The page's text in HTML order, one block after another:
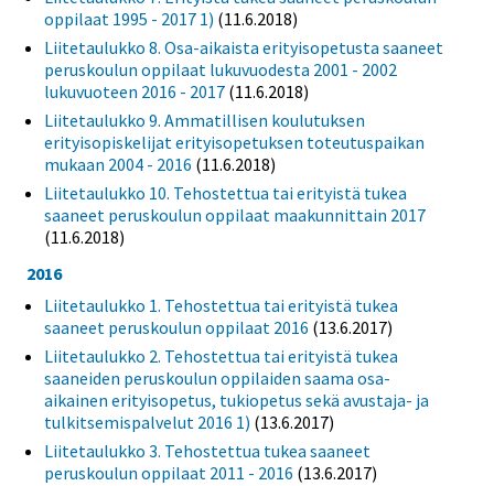
oppilaat 1995 - 2017 1) (11.6.2018)
Liitetaulukko 8. Osa-aikaista erityisopetusta saaneet
peruskoulun oppilaat lukuvuodesta 2001 - 2002
lukuvuoteen 2016 - 2017 (11.6.2018)
Liitetaulukko 9. Ammatillisen koulutuksen
erityisopiskelijat erityisopetuksen toteutuspaikan
mukaan 2004 - 2016 (11.6.2018)
Liitetaulukko 10. Tehostettua tai erityistä tukea
saaneet peruskoulun oppilaat maakunnittain 2017
(11.6.2018)
2016
Liitetaulukko 1. Tehostettua tai erityistä tukea
saaneet peruskoulun oppilaat 2016 (13.6.2017)
Liitetaulukko 2. Tehostettua tai erityistä tukea
saaneiden peruskoulun oppilaiden saama osa-
aikainen erityisopetus, tukiopetus sekä avustaja- ja
tulkitsemispalvelut 2016 1) (13.6.2017)
Liitetaulukko 3. Tehostettua tukea saaneet
peruskoulun oppilaat 2011 - 2016 (13.6.2017)